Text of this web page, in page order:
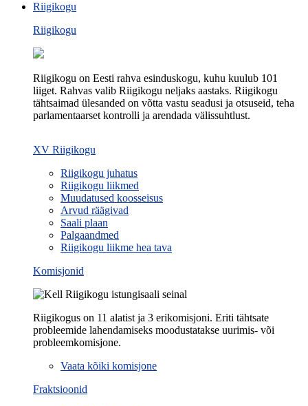
Riigikogu
Riigikogu
Riigikogu on Eesti rahva esinduskogu, kuhu kuulub 101
liiget. Rahvas valib Riigikogu neljaks aastaks. Riigikogu
tähtsaimad ülesanded on võtta vastu seadusi ja otsuseid, teha
parlamentaarset kontrolli ja arendada välissuhtlust.
XV Riigikogu
Riigikogu juhatus
Riigikogu liikmed
Muudatused koosseisus
Arvud räägivad
Saali plaan
Palgaandmed
Riigikogu liikme hea tava
Komisjonid
Riigikogus on 11 alatist ja 3 erikomisjoni. Eriti tähtsate
probleemide lahendamiseks moodustatakse uurimis- või
probleemkomisjone.
Vaata kõiki komisjone
Fraktsioonid